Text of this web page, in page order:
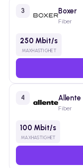
3 Boxer
Fiber
250 Mbit/s
MAXHASTIGHET
4 Allente
Fiber
100 Mbit/s
MAXHASTIGHET